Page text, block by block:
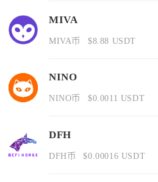
MIVA
MIVA币 $8.88 USDT
NINO
NINO币 $0.0011 USDT
DFH
DFH币 $0.00016 USDT